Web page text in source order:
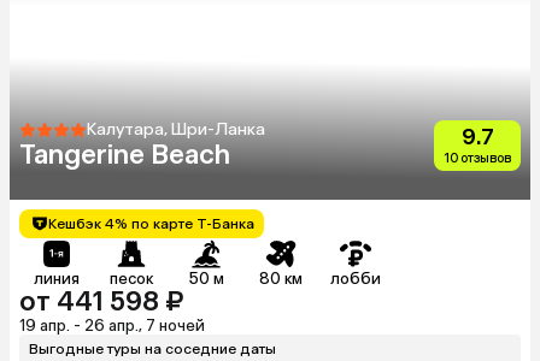
Калутара, Шри-Ланка
Tangerine Beach
9.7
10 отзывов
Кешбэк 4% по карте Т-Банка
линия песок 50 м 80 км лобби
от 441 598 ₽
19 апр. - 26 апр., 7 ночей
Выгодные туры на соседние даты